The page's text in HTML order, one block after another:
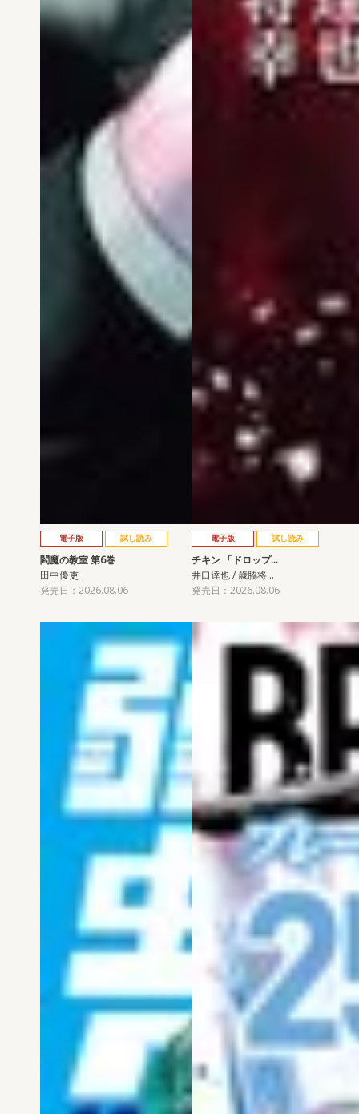
電子版 試し読み
閻魔の教室 第6巻
田中優吏
発売日：2026.08.06
電子版 試し読み
チキン 「ドロップ…
井口達也 / 歳脇将…
発売日：2026.08.06